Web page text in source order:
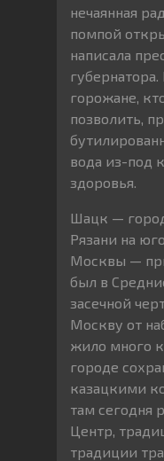
нечаянная
помпой
написала
горожане,
позволить,
вода из-под
здоровья.
Шацк —
Рязани на
Москвы —
был в
засечной
Москву от
жило много
городе
казацкими
там сегодня
Центр,
традиции